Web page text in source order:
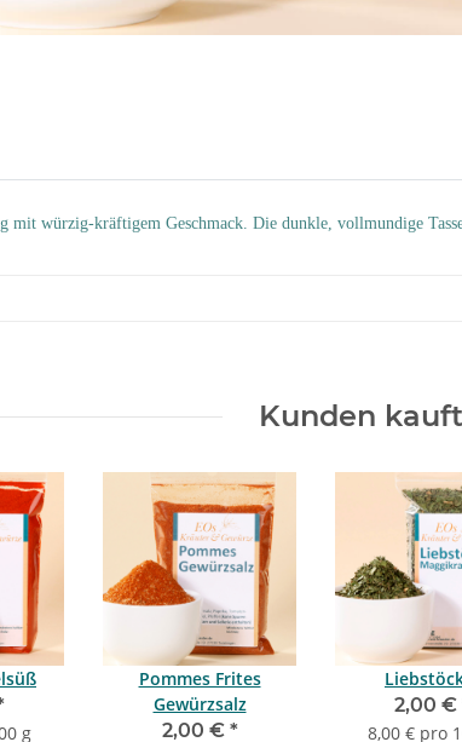
mit würzig-kräftigem Geschmack. Die dunkle, vollmundige
Kunden
g
Pommes Frites
Gewürzsalz
2,00 € *
2,00 €
8,00 € pro